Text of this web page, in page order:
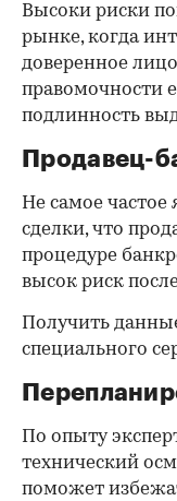
Высоки риски
рынке, когда
доверенное
правомочности
подлинность
Продавец-
Не самое частое
сделки, что
процедуре
высок риск
Получить
специального
По опыту
технический
поможет